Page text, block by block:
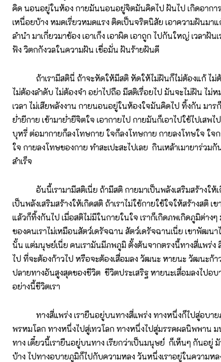
คิด นอนอยู่ในห้อง กายมันนอนอยู่จิตมันคิดไป ฝันไป เกิดอากา
เหนื่อยบ้าง หมดเรี่ยวหมดแรง ติดเป็นจริตนิสัย เอาความฝันมา
ลำนำ มาเกี่ยวมาข้อง เอาเก็ง เอาผิด เอาถูก ไปกันใหญ่ เวลาฝัน
ฟัง วิตกกังวลในความฝัน เชื่อมั่น ฝันร้ายฝันดี
ถ้าเรามีสตินี่ ถ้าจะหัดให้มีสติ หัดให้ไม่ฝันก็ไม่ต้องแก้ ไม่
ไม่ต้องลำดับ ไม่ต้องจำ อย่าไปถือ มีสติเรื่อยไป มันจะไม่ฝัน ไม่ห
เวลา ไม่เสียพลังงาน กายนอนอยู่ในห้องใจมันคิดไป ทิ้งกัน มาร
ย่ำยีกาย เข้ามาย่ำยีจิตใจ เอากายไป กายมันก็เอาไปใช้ไปเสพ
บุหรี่ ต่อมากายก็ลงโทษกาย ใจก็ลงโทษกาย กายลงโทษใจ ใจ
ใจ กายลงโทษของกาย ทำสะเปะสะไปเลย กินเหล้าเมายาร่วม
สำเร็จ
อันนี้เรามามีสติเนี่ย ถ้ามีสติ กายมาเป็นพลังเสริมสร้างให้เ
เป็นพลังเสริมสร้างให้เกิดสติ ถ้าเราไม่ใช้กายใช้ใจให้สร้างสติ เข
แล้วก็ทิ้งกันไป เมื่อสติไม่มีในกายในใจ เราก็เกิดภพเกิดภูมิต่าง
ของคนเราไม่เหมือนสัตว์เดรัจฉาน สัตว์เดรัจฉานเนี่ย เขาพัฒนา
นั้น แต่มนุษย์เนี่ย คนเรามันมีภพภูมิ ตั้งต้นจากตรงนี้ทางสี่แพร่ง
ไป ที่จะต้องก้าวไป หรือจะต้องเสื่อมลง วัฒนะ หายนะ วัฒนะก้
ปลายทางอันสูงสุดของชีวิต ชีวิตประเสริฐ หายนะเสื่อมลงไปอ
อย่างนี้ชีวิตเรา
ทางสี่แพร่ง เรายืนอยู่บนทางสี่แพร่ง ทางหนึ่งก็ไปสู่อบาย
พรหมโลก ทางหนึ่งไปสู่เทวโลก ทางหนึ่งไปสู่มรรคผลนิพพาน
ทาง เดี๋ยวนี้เรายืนอยู่บนทาง เรียกว่าเป็นมนุษย์ ก็เห็นๆ กันอยู่
บ้าง ไปทางอบายภูมิก็ไปกับความหลง วันหนึ่งเราอยู่ในความหล